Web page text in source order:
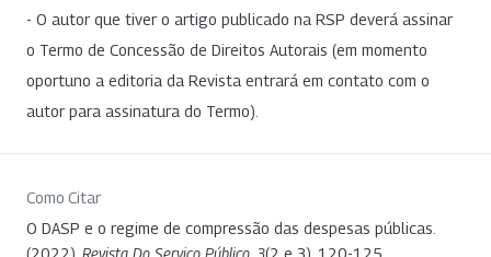
- O autor que tiver o artigo publicado na RSP deverá assinar
o Termo de Concessão de Direitos Autorais (em momento
oportuno a editoria da Revista entrará em contato com o
autor para assinatura do Termo).
Como Citar
O DASP e o regime de compressão das despesas públicas.
(2022). Revista Do Serviço Público 3(2 e 3), 120-125.